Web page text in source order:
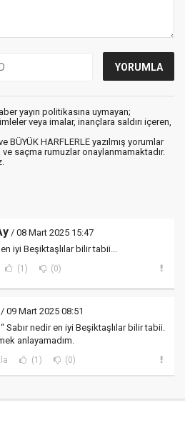
yayın politikasına uymayan;
veya imalar, inançlara saldırı içeren,
BÜYÜK HARFLERLE yazılmış yorumlar
ve saçma rumuzlar onaylanmamaktadır.
/ 08 Mart 2025 15:47
iyi Beşiktaşlılar bilir tabii...
(1) (0)
/ 09 Mart 2025 08:51
Sabır nedir en iyi Beşiktaşlılar bilir tabii.
anlayamadım.
(1) (0)